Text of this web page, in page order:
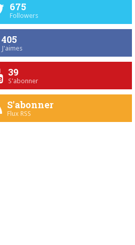
675
Followers
405
J'aimes
39
S'abonner
S'abonner
Flux RSS